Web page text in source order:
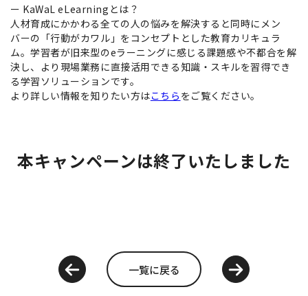
ー KaWaL eLearningとは？
人材育成にかかわる全ての人の悩みを解決すると同時にメン
バーの「行動がカワル」をコンセプトとした教育カリキュラ
ム。学習者が旧来型のeラーニングに感じる課題感や不都合を解
決し、より現場業務に直接活用できる知識・スキルを習得でき
る学習ソリューションです。
より詳しい情報を知りたい方はこちら をご覧ください。
本キャンペーンは終了いたしました
一覧に戻る